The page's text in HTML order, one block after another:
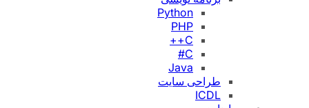
Python
PHP
C++
C#
Java
طراحی سایت
ICDL